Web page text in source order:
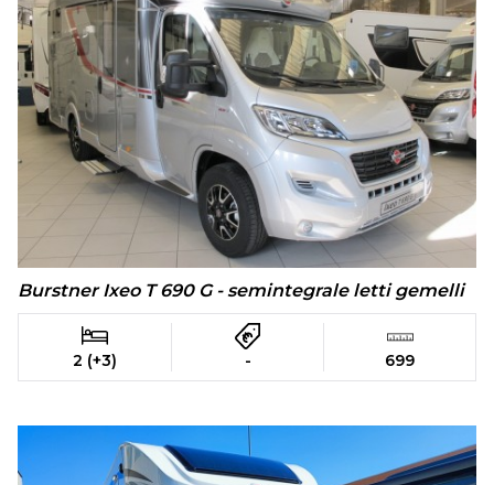
Burstner Ixeo T 690 G - semintegrale letti gemelli
2 (+3) - 699